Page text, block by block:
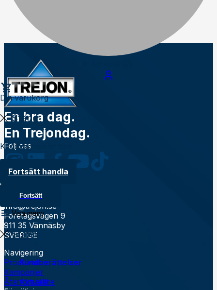
Din varukorg
Stäng
Kundvagnen är tom
Fortsätt handla
Fortsätt
Visa meny
Stäng
Kundberättelser
Aktuellt
En bra dag.
En Trejondag.
Följ oss
Kontakt
0935 39900
info@trejon.se
Företagsvägen 9
911 35 Vännäsby
SVERIGE
Navigering
Produkter
Kampanjer
Återförsäljare